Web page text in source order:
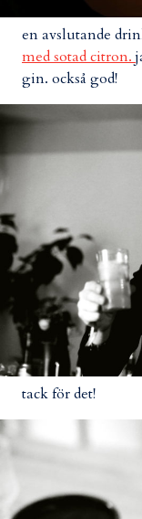
en avslutande
med sotad citron.
gin. också god!
tack för det!